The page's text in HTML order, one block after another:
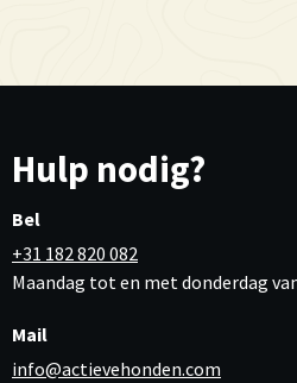
Hulp nodig?
Bel
+31 182 820 082
Maandag tot en met donderdag
Mail
info@actievehonden.com